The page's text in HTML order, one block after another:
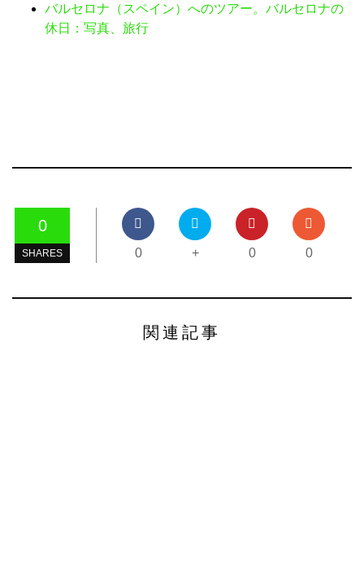
バルセロナ（スペイン）へのツアー。バルセロナの
休日：写真、旅行
0
SHARES 0 + 0 0
関連記事